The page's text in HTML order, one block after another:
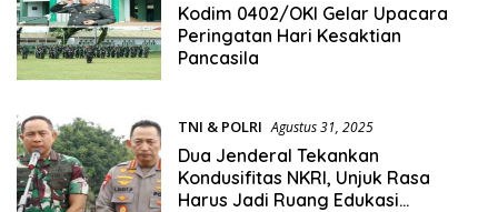
Kodim 0402/OKI Gelar Upacara
Peringatan Hari Kesaktian
Pancasila
TNI & POLRI Agustus 31, 2025
Dua Jenderal Tekankan
Kondusifitas NKRI, Unjuk Rasa
Harus Jadi Ruang Edukasi